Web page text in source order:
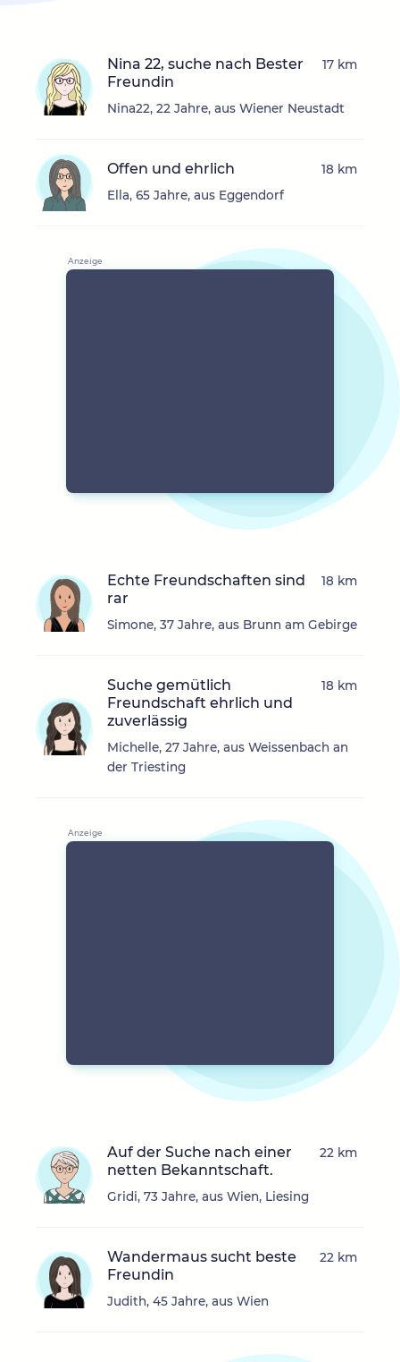
Nina 22, suche nach Bester
Freundin
Nina22, 22 Jahre, aus Wiener Neustadt
17 km
Offen und ehrlich
Ella, 65 Jahre, aus Eggendorf
18 km
Echte Freundschaften sind
rar
Simone, 37 Jahre, aus Brunn am Gebirge
18 km
Suche gemütlich
Freundschaft ehrlich und
zuverlässig
Michelle, 27 Jahre, aus Weissenbach an
der Triesting
18 km
Auf der Suche nach einer
netten Bekanntschaft.
Gridi, 73 Jahre, aus Wien, Liesing
22 km
Wandermaus sucht beste
Freundin
Judith, 45 Jahre, aus Wien
22 km